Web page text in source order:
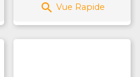
 Vue Rapide